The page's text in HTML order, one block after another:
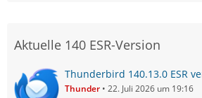
Aktuelle 140 ESR-Version
Thunderbird 140.13.0 ESR
Thunder 22. Juli 2026 um 19:16